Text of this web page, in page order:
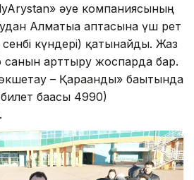
әуе компаниясының
Алматыға аптасына үш рет
сенбі күндері) қатынайды. Жаз
санын арттыру жоспарда бар.
– Қарағанды» бағытында
бағасы 4990)